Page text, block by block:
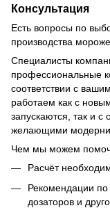
Консультация
Есть вопросы по
производства
Специалисты
профессиональные
соответствии с
работаем как с
запускаются, так и
желающими
Чем мы можем
Расчёт
Рекомендации по
дозаторов и